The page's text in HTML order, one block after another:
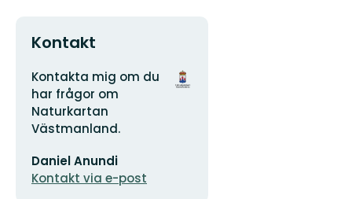
Kontakt
Adress
Kontakta mig om du
har frågor om
Naturkartan
Västmanland.
postadress
Daniel Anundi
Kontakt via e-post
Organisationens
logotyp